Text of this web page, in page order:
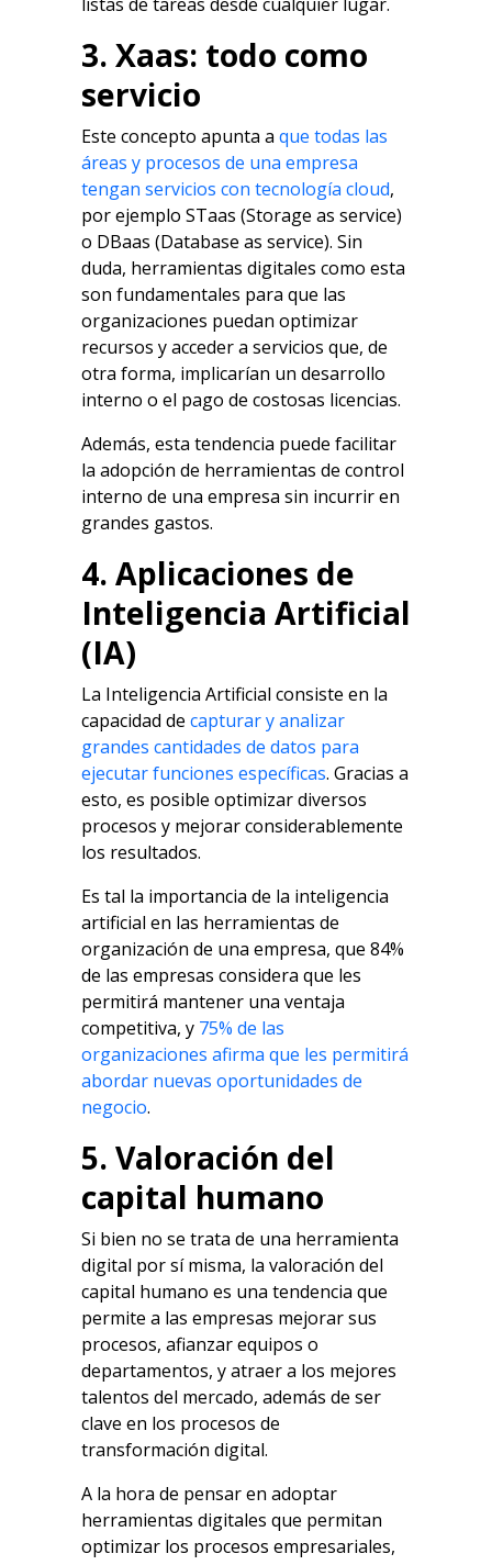
3. Xaas: todo como
servicio
Este concepto apunta a que todas las
áreas y procesos de una empresa
tengan servicios con tecnología cloud,
por ejemplo STaas (Storage as service)
o DBaas (Database as service). Sin
duda, herramientas digitales como esta
son fundamentales para que las
organizaciones puedan optimizar
recursos y acceder a servicios que, de
otra forma, implicarían un desarrollo
interno o el pago de costosas licencias.
Además, esta tendencia puede facilitar
la adopción de herramientas de control
interno de una empresa sin incurrir en
grandes gastos.
4. Aplicaciones de
Inteligencia Artificial
(IA)
La Inteligencia Artificial consiste en la
capacidad de capturar y analizar
grandes cantidades de datos para
ejecutar funciones específicas. Gracias a
esto, es posible optimizar diversos
procesos y mejorar considerablemente
los resultados.
Es tal la importancia de la inteligencia
artificial en las herramientas de
organización de una empresa, que 84%
de las empresas considera que les
permitirá mantener una ventaja
competitiva, y 75% de las
organizaciones afirma que les permitirá
abordar nuevas oportunidades de
negocio.
5. Valoración del
capital humano
Si bien no se trata de una herramienta
digital por sí misma, la valoración del
capital humano es una tendencia que
permite a las empresas mejorar sus
procesos, afianzar equipos o
departamentos, y atraer a los mejores
talentos del mercado, además de ser
clave en los procesos de
transformación digital.
A la hora de pensar en adoptar
herramientas digitales que permitan
optimizar los procesos empresariales,